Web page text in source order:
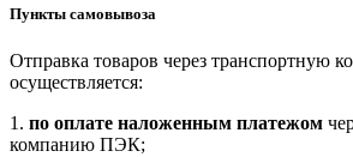
Пункты самовывоза
Отправка товаров через транспортную
осуществляется:
1. по оплате наложенным платежом
компанию ПЭК;